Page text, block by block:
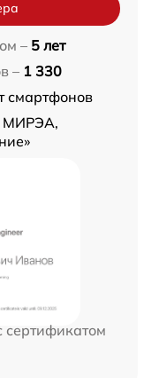
– 5 лет
– 1 330
смартфонов
МИРЭА,
сертификатом